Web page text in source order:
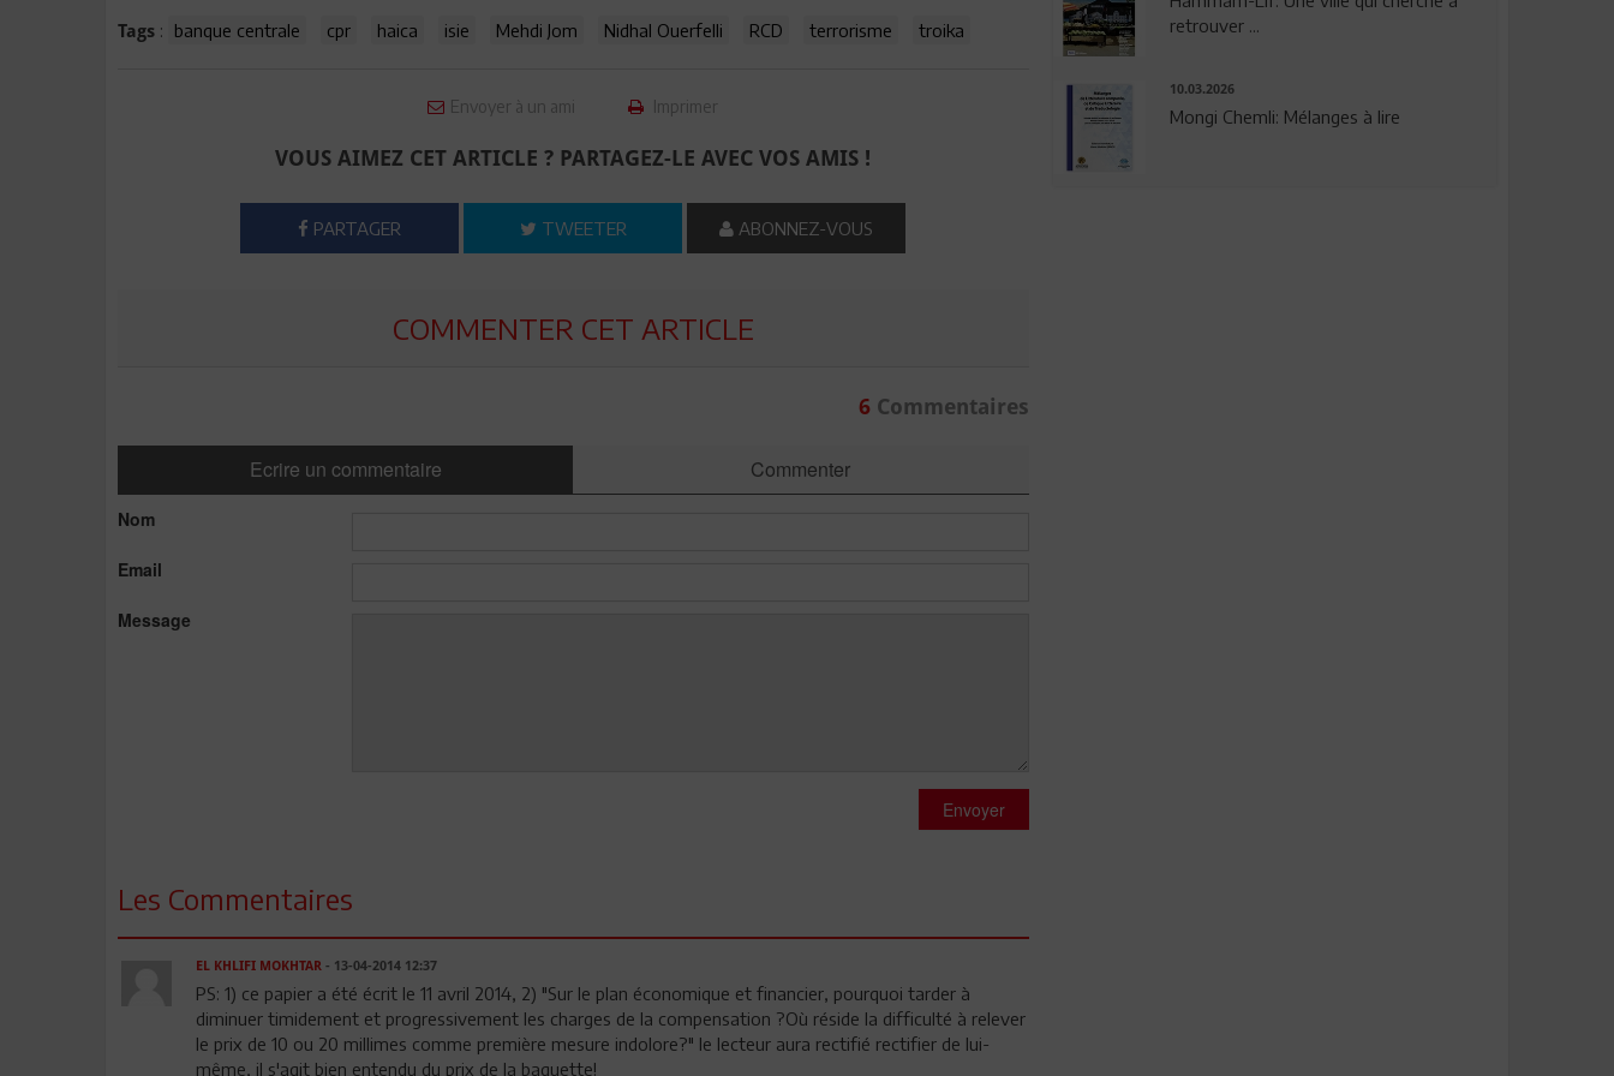
Tags : banque centrale cpr haica isie Mehdi Jom Nidhal Ouerfelli RCD terrorisme troika
Envoyer à un ami Imprimer
VOUS AIMEZ CET ARTICLE ? PARTAGEZ-LE AVEC VOS AMIS !
PARTAGER TWEETER ABONNEZ-VOUS
COMMENTER CET ARTICLE
6 Commentaires
Ecrire un commentaire Commenter
Nom
Email
Message
Envoyer
Les Commentaires
EL KHLIFI MOKHTAR- 13-04-2014 12:37
PS: 1) ce papier a été écrit le 11 avril 2014, 2) "Sur le plan économique et financier, pourquoi tarder à
diminuer timidement et progressivement les charges de la compensation ?Où réside la difficulté à relever
le prix de 10 ou 20 millimes comme première mesure indolore?" le lecteur aura rectifié rectifier de lui-
même, il s'agit bien entendu du prix de la baguette!
retrouver ...
10.03.2026
Mongi Chemli: Mélanges à lire